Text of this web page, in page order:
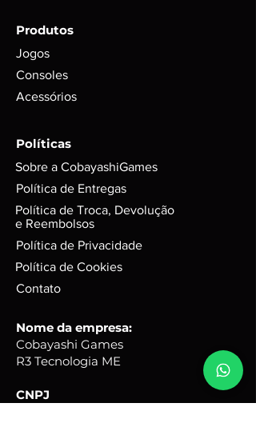
funcionamento em foto;
Para itens mais novos, não é
digitais foram ou não foram
utilizados. Exemplo: códigos, DLC’s
selo de garantia intacto;
Alguns produtos podem possui
riscos e sinais do tempo, mas
jogos em disco, podem possuir
performance do jogo.
Caixas e Embalagens:
Podem possuir pequenas avarias,
Produtos
Jogos
Consoles
Acessórios
Políticas
Sobre a CobayashiGames
Política de Entregas
Política de Troca, Devolução
e Reembolsos
Política de Privacidade
Política de Cookies
Contato
Nome da empresa:
Cobayashi Games
R3 Tecnologia ME
CNPJ